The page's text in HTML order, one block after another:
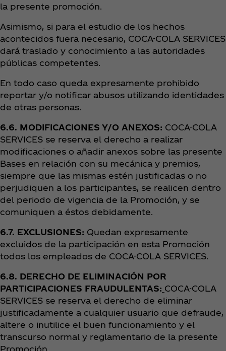
la presente promoción.
Asimismo, si para el estudio de los hechos
acontecidos fuera necesario, COCA-COLA SERVICES
dará traslado y conocimiento a las autoridades
públicas competentes.
En todo caso queda expresamente prohibido
reportar y/o notificar abusos utilizando identidades
de otras personas.
6.6. MODIFICACIONES Y/O ANEXOS: COCA-COLA
SERVICES se reserva el derecho a realizar
modificaciones o añadir anexos sobre las presente
Bases en relación con su mecánica y premios,
siempre que las mismas estén justificadas o no
perjudiquen a los participantes, se realicen dentro
del periodo de vigencia de la Promoción, y se
comuniquen a éstos debidamente.
6.7. EXCLUSIONES: Quedan expresamente
excluidos de la participación en esta Promoción
todos los empleados de COCA-COLA SERVICES.
6.8. DERECHO DE ELIMINACIÓN POR
PARTICIPACIONES FRAUDULENTAS: COCA-COLA
SERVICES se reserva el derecho de eliminar
justificadamente a cualquier usuario que defraude,
altere o inutilice el buen funcionamiento y el
transcurso normal y reglamentario de la presente
Promoción.